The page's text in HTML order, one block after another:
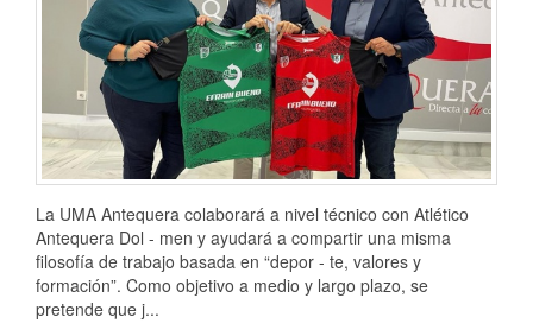
La UMA Antequera colaborará a nivel técnico con Atlético
Antequera Dol - men y ayudará a compartir una misma
filosofía de trabajo basada en “depor - te, valores y
formación”. Como objetivo a medio y largo plazo, se
pretende que j...